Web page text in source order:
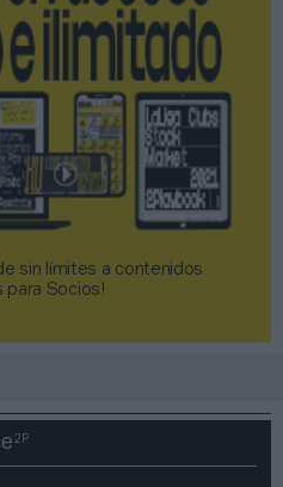
sin límites a contenidos
para Socios!​​​​​​​
2P